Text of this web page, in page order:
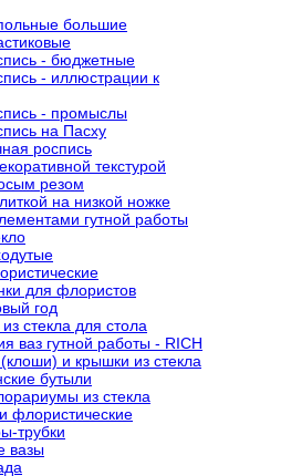
большие
- бюджетные
- иллюстрации к
- промыслы
на Пасху
роспись
текстурой
резом
на низкой ножке
гутной работы
для флористов
год
стекла для стола
ваз гутной работы - RICH
и крышки из стекла
бутыли
из стекла
флористические
трубки
вазы